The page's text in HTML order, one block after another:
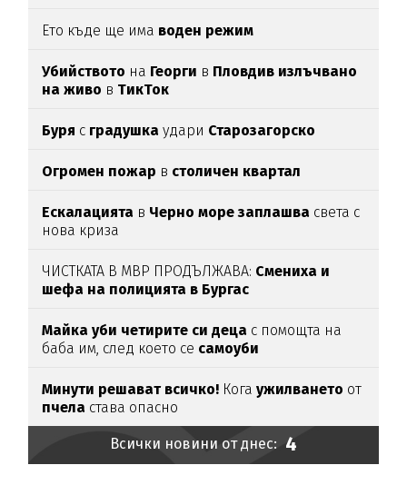
Ето къде ще има воден режим
Убийството на Георги в Пловдив излъчвано
на живо в ТикТок
Буря с градушкаудари Старозагорско
Огромен пожар в столичен квартал
Ескалацията в Черно море заплашва света с
нова криза
ЧИСТКАТА В МВР ПРОДЪЛЖАВА: Смениха и
шефа на полицията в Бургас
Майка уби четирите си деца с помощта на
баба им, след което се самоуби
Минути решават всичко! Когаужилването от
пчела става опасно
Всички новини от днес: 4